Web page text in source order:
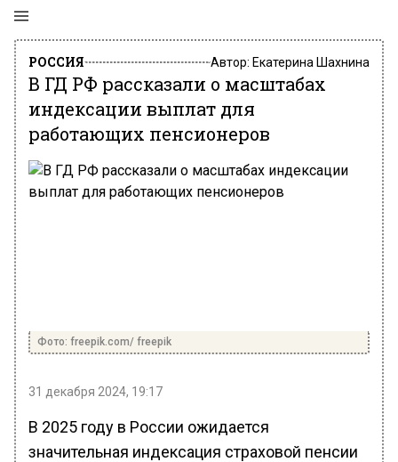
РОССИЯ Автор: Екатерина Шахнина
В ГД РФ рассказали о масштабах
индексации выплат для
работающих пенсионеров
Фото: freepik.com/ freepik
31 декабря 2024, 19:17
В 2025 году в России ожидается
значительная индексация страховой пенсии